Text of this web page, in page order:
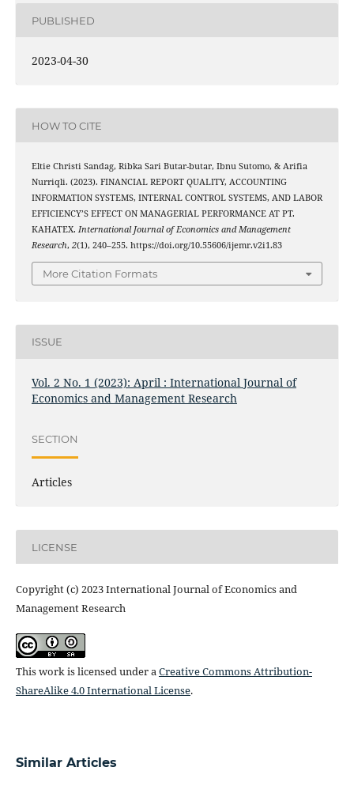
PUBLISHED
2023-04-30
HOW TO CITE
Eltie Christi Sandag, Ribka Sari Butar-butar, Ibnu Sutomo, & Arifia
Nurriqli. (2023). FINANCIAL REPORT QUALITY, ACCOUNTING
INFORMATION SYSTEMS, INTERNAL CONTROL SYSTEMS, AND LABOR
EFFICIENCY’S EFFECT ON MANAGERIAL PERFORMANCE AT PT.
KAHATEX. International Journal of Economics and Management
Research, 2(1), 240–255. https://doi.org/10.55606/ijemr.v2i1.83
More Citation Formats
ISSUE
Vol. 2 No. 1 (2023): April : International Journal of
Economics and Management Research
SECTION
Articles
LICENSE
Copyright (c) 2023 International Journal of Economics and
Management Research
This work is licensed under aCreative Commons Attribution-
ShareAlike 4.0 International License.
Similar Articles